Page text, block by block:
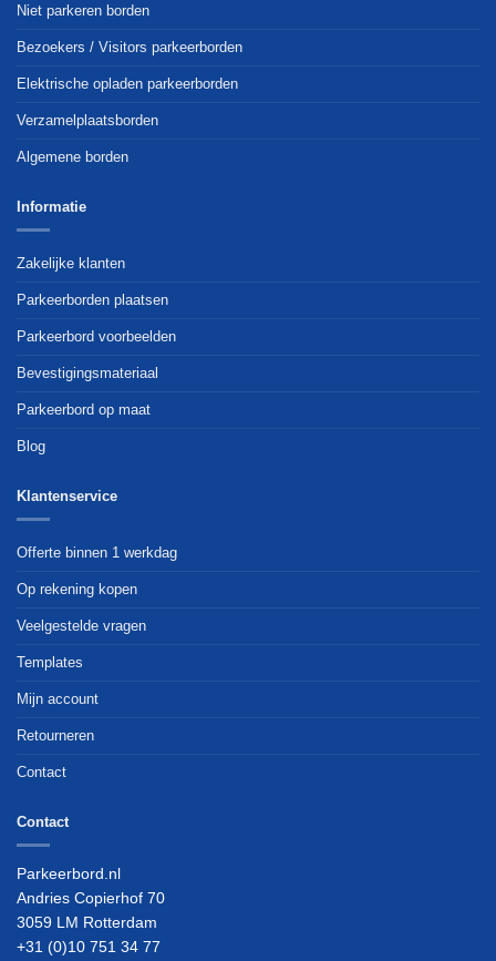
Niet parkeren borden
Bezoekers / Visitors parkeerborden
Elektrische opladen parkeerborden
Verzamelplaatsborden
Algemene borden
Informatie
Zakelijke klanten
Parkeerborden plaatsen
Parkeerbord voorbeelden
Bevestigingsmateriaal
Parkeerbord op maat
Blog
Klantenservice
Offerte binnen 1 werkdag
Op rekening kopen
Veelgestelde vragen
Templates
Mijn account
Retourneren
Contact
Contact
Parkeerbord.nl
Andries Copierhof 70
3059 LM Rotterdam
+31 (0)10 751 34 77